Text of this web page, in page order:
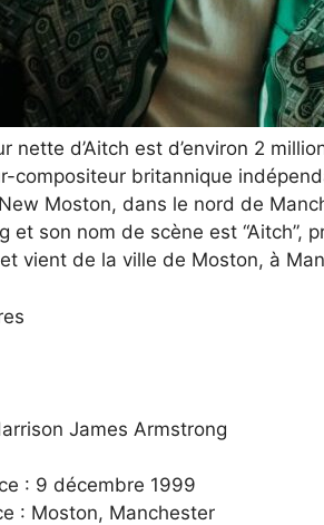
nette d’Aitch est d’environ 2
compositeur britannique
Moston, dans le nord de
et son nom de scène est “Aitch”,
vient de la ville de Moston, à
James Armstrong
: 9 décembre 1999
: Moston, Manchester